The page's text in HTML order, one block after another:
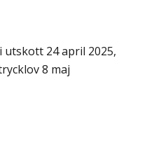
utskott 24 april 2025,
8 maj